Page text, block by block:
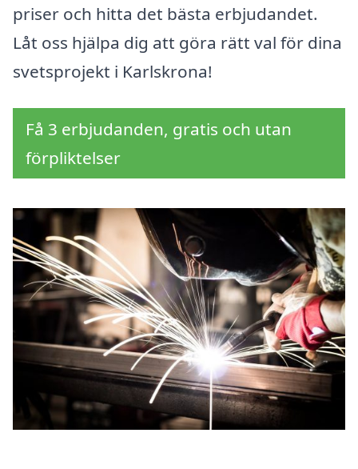
priser och hitta det bästa erbjudandet.
Låt oss hjälpa dig att göra rätt val för dina
svetsprojekt i Karlskrona!
Få 3 erbjudanden, gratis och utan
förpliktelser